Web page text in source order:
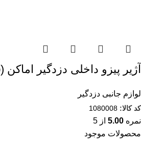
آژیر پیزو داخلی دزدگیر اماکن (Piezo)
لوازم جانبی دزدگیر
کد کالا: 1080008
نمره 5.00 از 5
محصولات موجود